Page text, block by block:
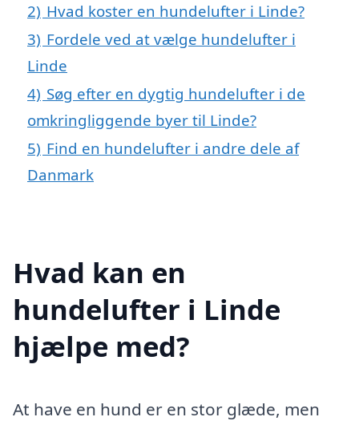
2) Hvad koster en hundelufter i Linde?
3) Fordele ved at vælge hundelufter i
Linde
4) Søg efter en dygtig hundelufter i de
omkringliggende byer til Linde?
5) Find en hundelufter i andre dele af
Danmark
Hvad kan en
hundelufter i Linde
hjælpe med?
At have en hund er en stor glæde, men